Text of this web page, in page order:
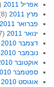
אפריל 2011
מרץ 2011
(8)
פברואר 2011
ינואר 2011
(7)
דצמבר 2010
נובמבר 2010
אוקטובר 2010
ספטמבר 2010
אוגוסט 2010